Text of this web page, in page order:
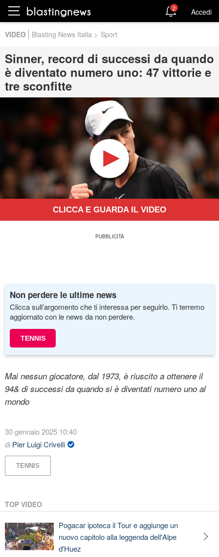
VIDEO Blasting News Italia > Sport
Sinner, record di successi da quando
è diventato numero uno: 47 vittorie e
tre sconfitte
CLICCA E GUARDA IL VIDEO
Non perdere le ultime news
Clicca sull’argomento che ti interessa per seguirlo. Ti terremo
aggiornato con le news da non perdere.
TENNIS
Mai nessun giocatore, dal 1973, è riuscito a ottenere il
94& di successi da quando si è diventati numero uno al
mondo
30 gennaio 2025 10:40
di Pier Luigi Crivelli
TENNIS
TOP VIDEO
Pogacar ipoteca il Tour e aggiunge un
nuovo capitolo alla leggenda dell'Alpe
d'Huez
2 Accedi